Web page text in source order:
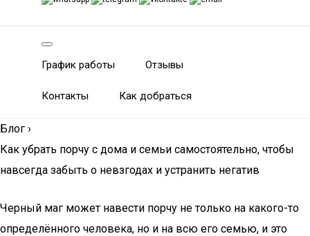
График работы Отзывы
Контакты Как добраться
Блог ›
Как убрать порчу с дома и семьи самостоятельно, чтобы
навсегда забыть о невзгодах и устранить негатив
Черный маг может навести порчу не только на какого-то
определённого человека, но и на всю его семью, и это